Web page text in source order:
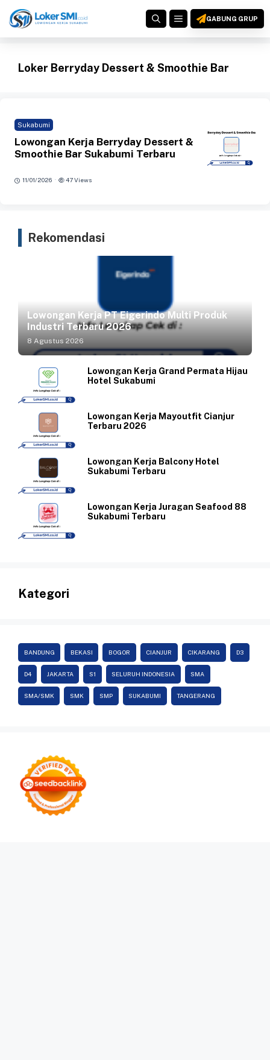
ke
MENUGABUNG GRUP
Loker Berryday Dessert & Smoothie Bar
Sukabumi
Lowongan Kerja Berryday Dessert &
Smoothie Bar Sukabumi Terbaru
11/01/2026 · 47 Views
Rekomendasi
Lowongan Kerja PT Eigerindo Multi Produk
Industri Terbaru 2026
8 Agustus 2026
Lowongan Kerja Grand Permata Hijau
Hotel Sukabumi
Lowongan Kerja Mayoutfit Cianjur
Terbaru 2026
Lowongan Kerja Balcony Hotel
Sukabumi Terbaru
Lowongan Kerja Juragan Seafood 88
Sukabumi Terbaru
Kategori
BANDUNG BEKASI BOGOR CIANJUR CIKARANG D3
D4 JAKARTA S1 SELURUH INDONESIA SMA
SMA/SMK SMK SMP SUKABUMI TANGERANG